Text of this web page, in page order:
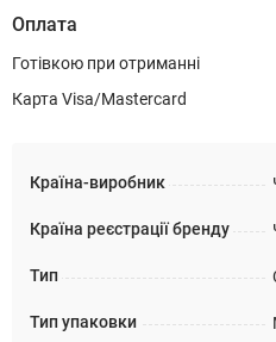
Оплата
Готівкою при отриманні
Карта Visa/Mastercard
Країна-виробник
Країна реєстрації бренду
Тип
Тип упаковки